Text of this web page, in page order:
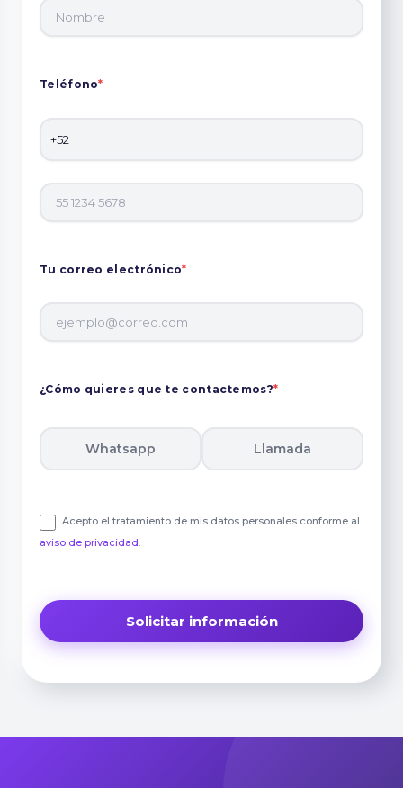
Teléfono*
Tu correo electrónico*
¿Cómo quieres que te contactemos?*
Whatsapp Llamada
Acepto el tratamiento de mis datos personales conforme al
aviso de privacidad.